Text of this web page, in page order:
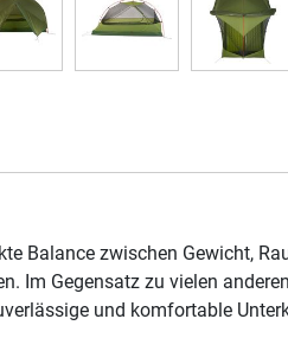
Balance zwischen Gewicht,
Im Gegensatz zu vielen
und komfortable